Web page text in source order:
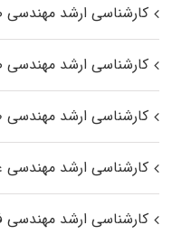
کارشناسی ارشد مهندسی
کارشناسی ارشد
کارشناسی ارشد
کارشناسی ارشد مهندسی
کارشناسی ارشد مهندسی